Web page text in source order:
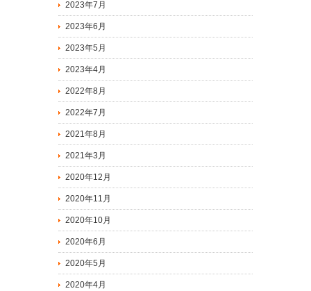
2023年7月
2023年6月
2023年5月
2023年4月
2022年8月
2022年7月
2021年8月
2021年3月
2020年12月
2020年11月
2020年10月
2020年6月
2020年5月
2020年4月